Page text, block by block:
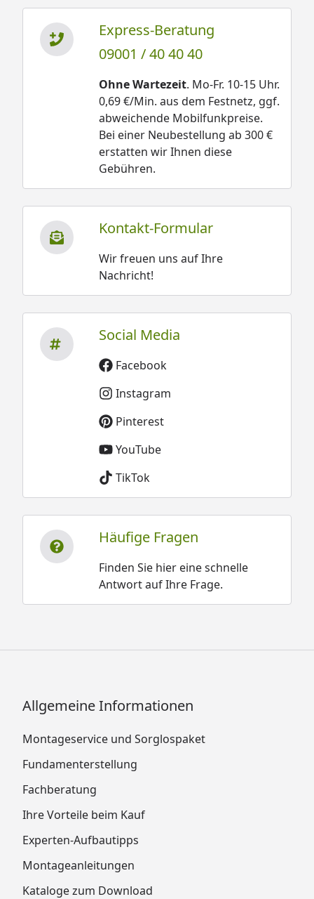
Express-Beratung
09001 / 40 40 40
Ohne Wartezeit. Mo-Fr. 10-15 Uhr.
0,69 €/Min. aus dem Festnetz, ggf.
abweichende Mobilfunkpreise.
Bei einer Neubestellung ab 300 €
erstatten wir Ihnen diese
Gebühren.
Kontakt-Formular
Wir freuen uns auf Ihre
Nachricht!
Social Media
Facebook
Instagram
Pinterest
YouTube
TikTok
Häufige Fragen
Finden Sie hier eine schnelle
Antwort auf Ihre Frage.
Allgemeine Informationen
Montageservice und Sorglospaket
Fundamenterstellung
Fachberatung
Ihre Vorteile beim Kauf
Experten-Aufbautipps
Montageanleitungen
Kataloge zum Download